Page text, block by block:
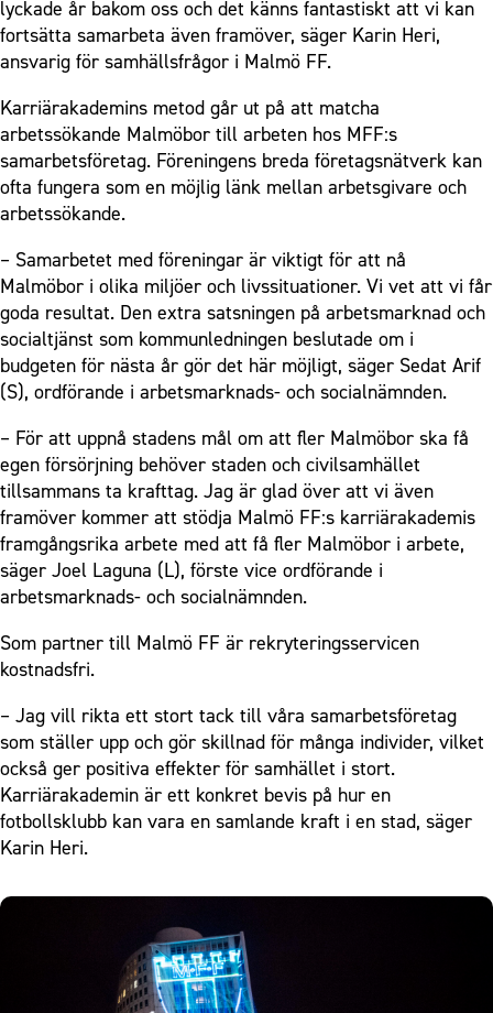
lyckade år bakom oss och det känns fantastiskt att vi kan
fortsätta samarbeta även framöver, säger Karin Heri,
ansvarig för samhällsfrågor i Malmö FF.
Karriärakademins metod går ut på att matcha
arbetssökande Malmöbor till arbeten hos MFF:s
samarbetsföretag. Föreningens breda företagsnätverk kan
ofta fungera som en möjlig länk mellan arbetsgivare och
arbetssökande.
– Samarbetet med föreningar är viktigt för att nå
Malmöbor i olika miljöer och livssituationer. Vi vet att vi får
goda resultat. Den extra satsningen på arbetsmarknad och
socialtjänst som kommunledningen beslutade om i
budgeten för nästa år gör det här möjligt, säger Sedat Arif
(S), ordförande i arbetsmarknads- och socialnämnden.
– För att uppnå stadens mål om att fler Malmöbor ska få
egen försörjning behöver staden och civilsamhället
tillsammans ta krafttag. Jag är glad över att vi även
framöver kommer att stödja Malmö FF:s karriärakademis
framgångsrika arbete med att få fler Malmöbor i arbete,
säger Joel Laguna (L), förste vice ordförande i
arbetsmarknads- och socialnämnden.
Som partner till Malmö FF är rekryteringsservicen
kostnadsfri.
– Jag vill rikta ett stort tack till våra samarbetsföretag
som ställer upp och gör skillnad för många individer, vilket
också ger positiva effekter för samhället i stort.
Karriärakademin är ett konkret bevis på hur en
fotbollsklubb kan vara en samlande kraft i en stad, säger
Karin Heri.